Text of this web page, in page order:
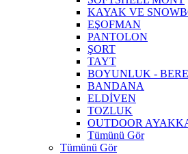
KAYAK VE
EŞOFMAN
PANTOLON
ŞORT
TAYT
BOYUNLUK - BERE
BANDANA
ELDİVEN
TOZLUK
OUTDOOR
Tümünü Gör
Tümünü Gör